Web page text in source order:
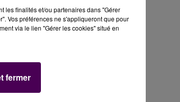
"Free
mise
les finalités et/ou partenaires dans "Gérer
Vos préférences ne s'appliqueront que pour
via le lien "Gérer les cookies" situé en
fermer